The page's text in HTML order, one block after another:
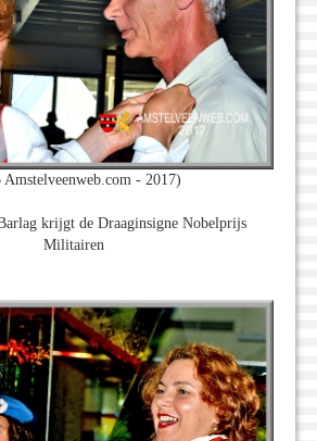
Amstelveenweb.com - 2017)
krijgt de Draaginsigne Nobelprijs
Militairen